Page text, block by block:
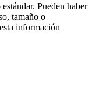
Pueden haber
tamaño o
información